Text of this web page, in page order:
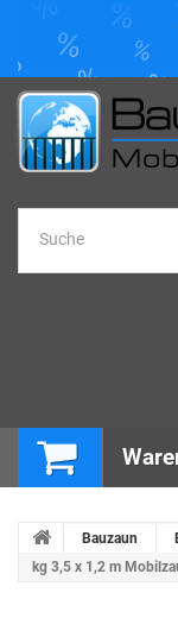
Bauzaun
kg 3,5 x 1,2 m